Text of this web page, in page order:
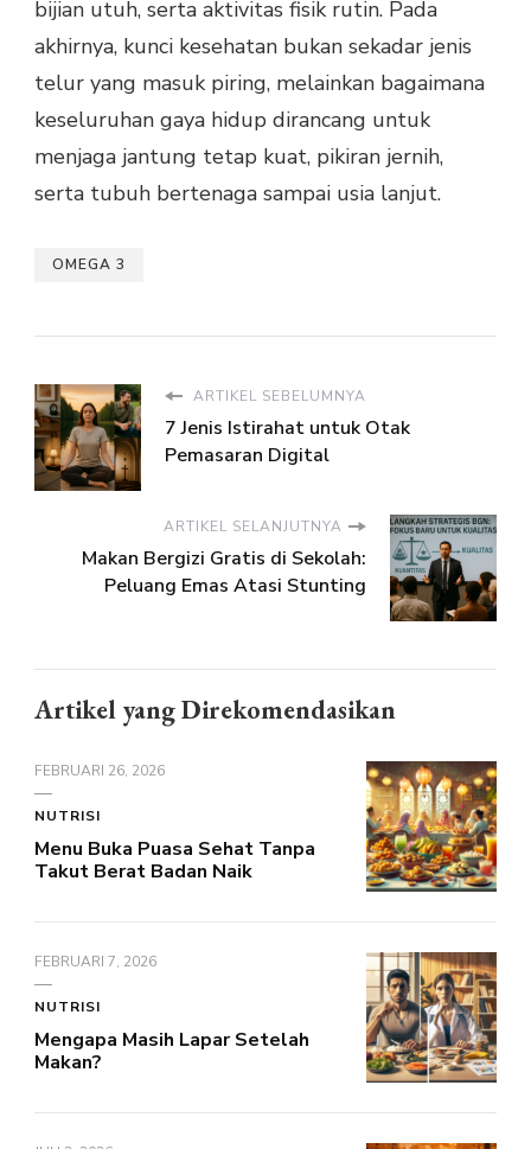
bijian utuh, serta aktivitas fisik rutin. Pada
akhirnya, kunci kesehatan bukan sekadar jenis
telur yang masuk piring, melainkan bagaimana
keseluruhan gaya hidup dirancang untuk
menjaga jantung tetap kuat, pikiran jernih,
serta tubuh bertenaga sampai usia lanjut.
OMEGA 3
ARTIKEL SEBELUMNYA
7 Jenis Istirahat untuk Otak
Pemasaran Digital
ARTIKEL SELANJUTNYA
Makan Bergizi Gratis di Sekolah:
Peluang Emas Atasi Stunting
Artikel yang Direkomendasikan
FEBRUARI 26, 2026
NUTRISI
Menu Buka Puasa Sehat Tanpa
Takut Berat Badan Naik
FEBRUARI 7, 2026
NUTRISI
Mengapa Masih Lapar Setelah
Makan?